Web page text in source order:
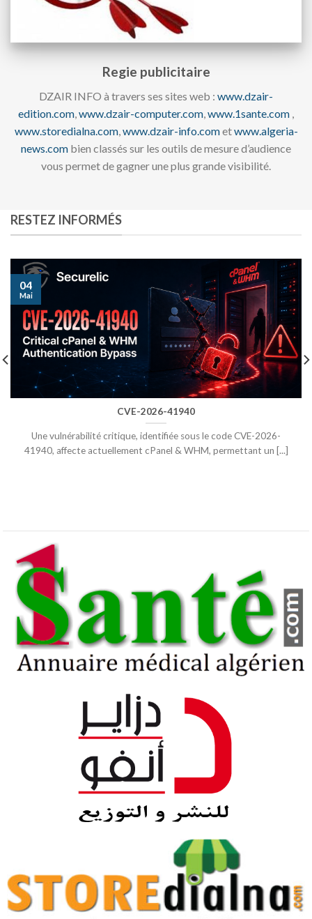
Regie publicitaire
DZAIR INFO à travers ses sites web : www.dzair-
edition.com,www.dzair-computer.com,www.1sante.com ,
www.storedialna.com,www.dzair-info.cometwww.algeria-
news.com bien classés sur les outils de mesure d’audience
vous permet de gagner une plus grande visibilité.
RESTEZ INFORMÉS
CVE-2026-41940
Une vulnérabilité critique, identifiée sous le code CVE-2026-
41940, affecte actuellement cPanel & WHM, permettant un [...]
04
Mai